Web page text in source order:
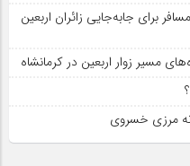
برای جابه‌جایی زائران اربعین
مرزی خسروی